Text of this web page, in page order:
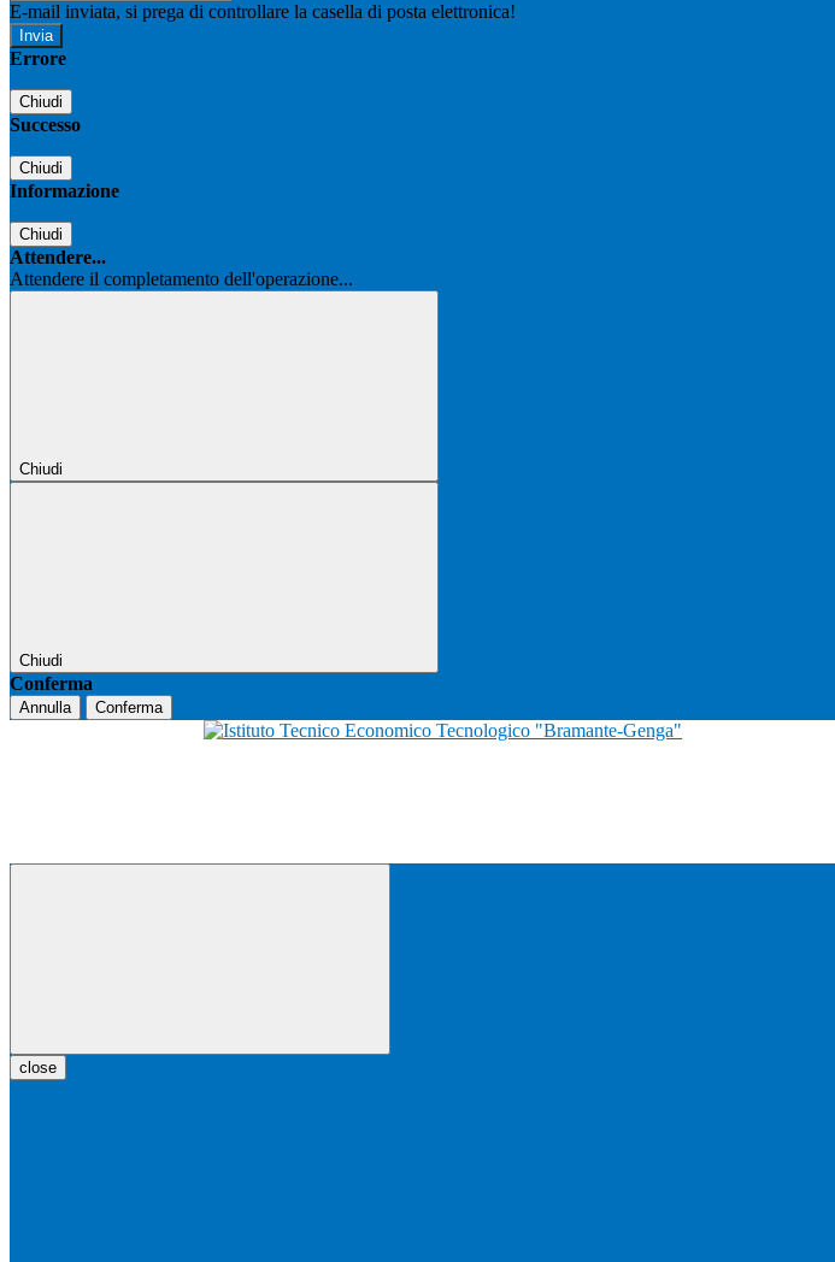
E-mail inviata, si prega di controllare la casella di posta elettronica!
Errore
Chiudi
Successo
Chiudi
Informazione
Chiudi
Attendere...
Attendere il completamento dell'operazione...
Chiudi
Chiudi
Conferma
Annulla Conferma
close